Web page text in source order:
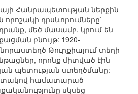
Հանրապետության ներքին
դրսևորումները`
մեծ մասամբ, կրում են
բնույթ: 1920-
Թուրքիայում տեղի
որոնք միտված էին
պետության ստեղծմանը:
համատարած
սկսեց